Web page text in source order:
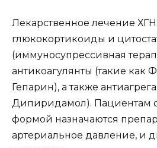
Лекарственное лечение
глюкокортикоиды и
(иммуносупрессивная
антикоагулянты (такие как
Гепарин), а также
Дипиридамол). Пациентам
формой назначаются
артериальное давление, и